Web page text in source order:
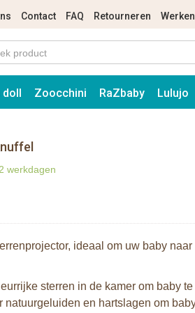
Contact FAQ Retourneren
doll Zoocchini RaZbaby Lulujo
werkdagen
ideaal om uw baby
sterren in de kamer om baby
en hartslagen om